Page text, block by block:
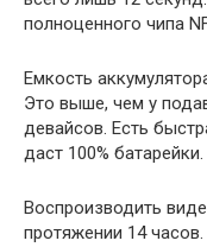
полноценного чипа
Емкость
Это выше, чем у
девайсов. Есть
даст 100% батарейки.
Воспроизводить
протяжении 14 часов.